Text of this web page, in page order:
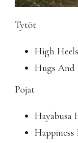
Tytöt
High Heels
Hugs And
Pojat
Hayabusa
Happiness